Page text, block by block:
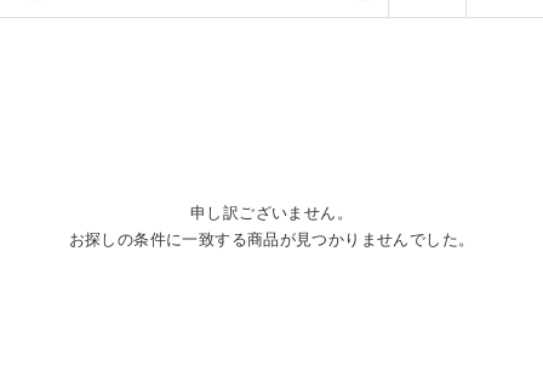
申し訳ございません。
お探しの条件に一致する商品が見つかりませんでした。